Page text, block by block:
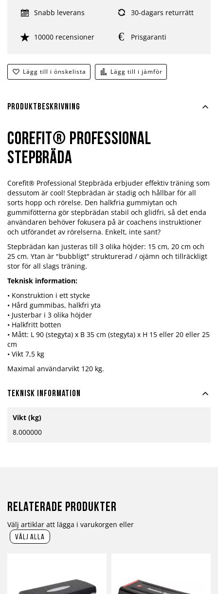
Lägg till i önskelista Lägg till i jämför
Snabb leverans 30-dagars returrätt
10000 recensioner Prisgaranti
Produktbeskrivning
Corefit® Professional
Stepbräda
Corefit® Professional Stepbräda erbjuder effektiv träning som
dessutom är cool! Stepbrädan är stadig och hållbar för all
sorts hopp och rörelse. Den halkfria gummiytan och
gummifötterna gör stepbrädan stabil och glidfri, så det enda
användaren behöver fokusera på är coachens instruktioner
och utförandet av rörelserna. Enkelt, inte sant?
Stepbrädan kan justeras till 3 olika höjder: 15 cm, 20 cm och
25 cm. Ytan är "bubbligt" strukturerad / ojämn och tillräckligt
stor för all slags träning.
Teknisk information:
• Konstruktion i ett stycke
• Hård gummibas, halkfri yta
• Justerbar i 3 olika höjder
• Halkfritt botten
• Mått: L 90 (stegyta) x B 35 cm (stegyta) x H 15 eller 20 eller 25
cm
• Vikt 7,5 kg
Maximal användarvikt 120 kg.
Teknisk information
information
Vikt (kg)
8.000000
Relaterade produkter
Välj artiklar att lägga i varukorgen eller
välj alla